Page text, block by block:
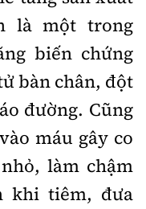
là một trong
biến chứng
bàn chân, đột
đường. Cũng
máu gây co
làm chậm
khi tiêm, đưa